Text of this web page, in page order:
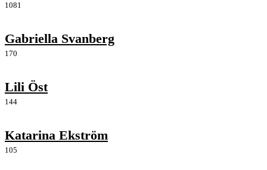
1081
Gabriella Svanberg
170
Lili Öst
144
Katarina Ekström
105